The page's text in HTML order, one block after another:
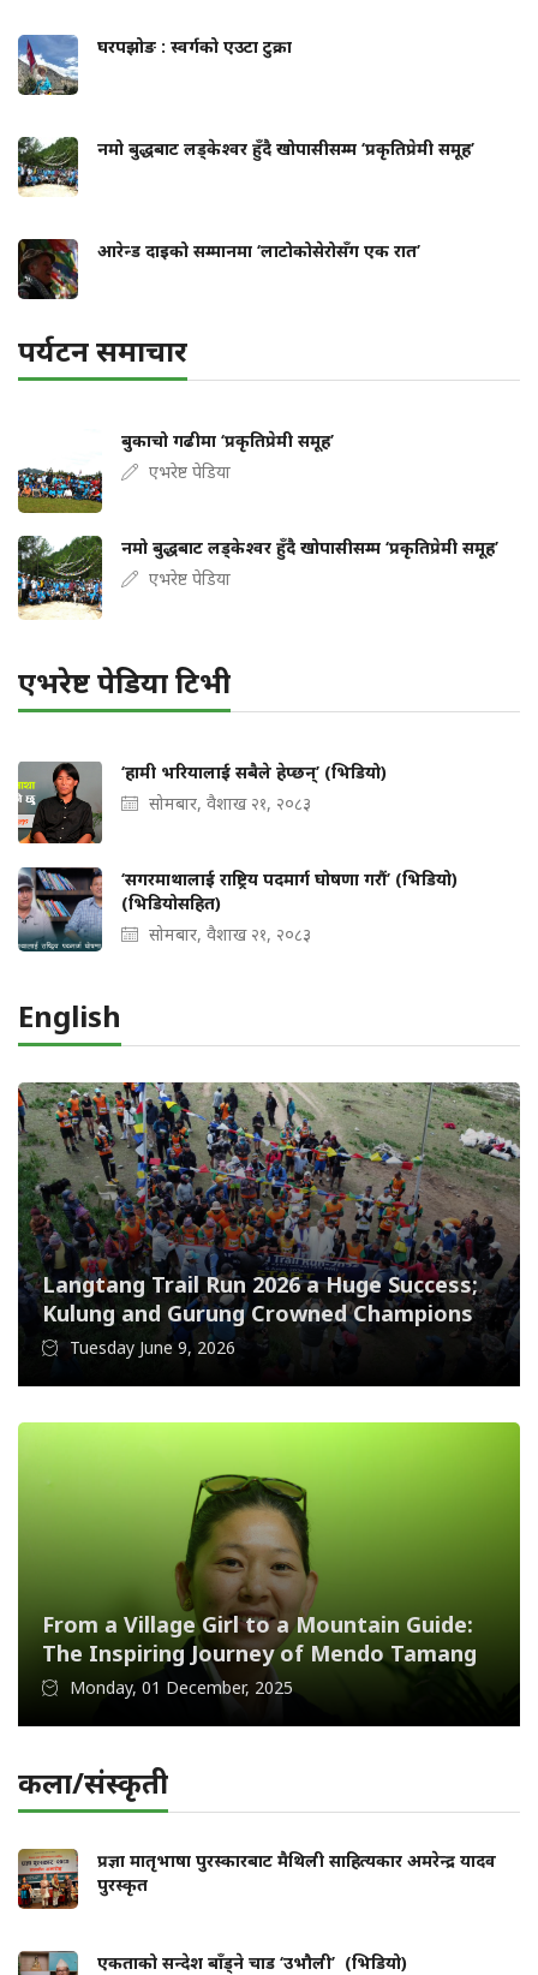
घरपझोङ : स्वर्गको एउटा टुक्रा
नमो बुद्धबाट लड्केश्वर हुँदै खोपासीसम्म ‘प्रकृतिप्रेमी समूह’
आरेन्ड दाइको सम्मानमा ‘लाटोकोसेरोसँग एक रात’
पर्यटन समाचार
बुकाचो गढीमा ‘प्रकृतिप्रेमी समूह’
एभरेष्ट पेडिया
नमो बुद्धबाट लड्केश्वर हुँदै खोपासीसम्म ‘प्रकृतिप्रेमी समूह’
एभरेष्ट पेडिया
एभरेष्ट पेडिया टिभी
‘हामी भरियालाई सबैले हेप्छन्’ (भिडियो)
सोमबार, वैशाख २१, २०८३
‘सगरमाथालाई राष्ट्रिय पदमार्ग घोषणा गरौं’ (भिडियो)
(भिडियोसहित)
सोमबार, वैशाख २१, २०८३
English
Langtang Trail Run 2026 a Huge Success;
Kulung and Gurung Crowned Champions
Tuesday June 9, 2026
From a Village Girl to a Mountain Guide:
The Inspiring Journey of Mendo Tamang
Monday, 01 December, 2025
कला/संस्कृती
प्रज्ञा मातृभाषा पुरस्कारबाट मैथिली साहित्यकार अमरेन्द्र यादव
पुरस्कृत
एकताको सन्देश बाँड्ने चाड ‘उभौली’ (भिडियो)